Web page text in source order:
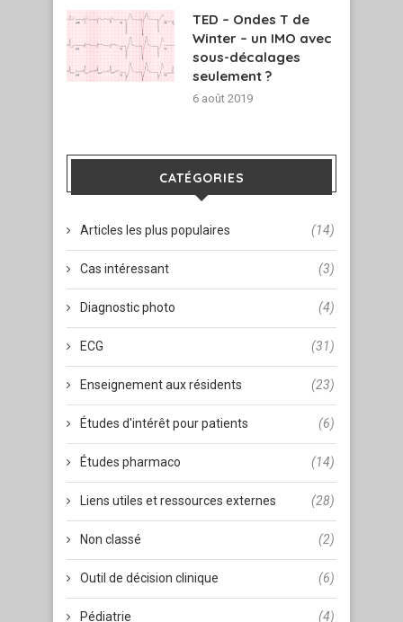
TED – Ondes T de
Winter – un IMO avec
sous-décalages
seulement ?
6 août 2019
CATÉGORIES
Articles les plus populaires (14)
Cas intéressant (3)
Diagnostic photo (4)
ECG (31)
Enseignement aux résidents (23)
Études d'intérêt pour patients (6)
Études pharmaco (14)
Liens utiles et ressources externes (28)
Non classé (2)
Outil de décision clinique (6)
Pédiatrie (4)